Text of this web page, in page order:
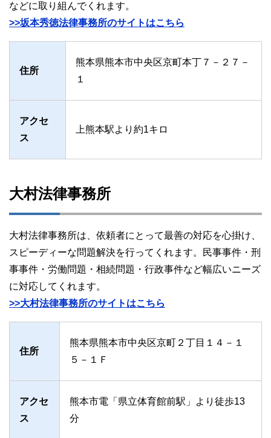
などに取り組んでくれます。
>>坂本秀徳法律事務所のサイトはこちら
住所
熊本県熊本市中央区京町本丁７－２７－
１
アクセ
ス
上熊本駅より約1キロ
大村法律事務所
大村法律事務所は、依頼者にとって最善の対応を心掛け、
スピーディーな問題解決を行ってくれます。民事事件・刑
事事件・労働問題・相続問題・行政事件など幅広いニーズ
に対応してくれます。
>>大村法律事務所のサイトはこちら
住所
熊本県熊本市中央区京町２丁目１４－１
５－１Ｆ
アクセ
ス
熊本市電「県立体育館前駅」より徒歩13
分